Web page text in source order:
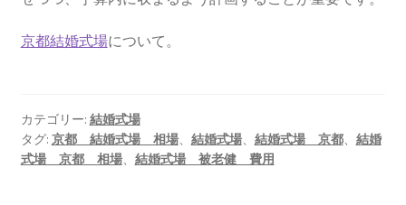
アーカイブ
しみ方
ウェディング京都の魅力。挙式も前撮りも！もっと楽し
京都結婚式場について。
カテゴリー: 結婚式場
タグ: 京都 結婚式場 相場、 結婚式場、 結婚式場 京都、 結婚
式場 京都 相場、 結婚式場 被老健 費用